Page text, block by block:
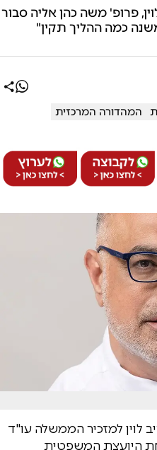
פרופ' משה כהן אליה סבור
כמה ההליך תקין"
המהדורה המרכזית
לוין למזכיר הממשלה עו"ד
את היועצת המשפטית